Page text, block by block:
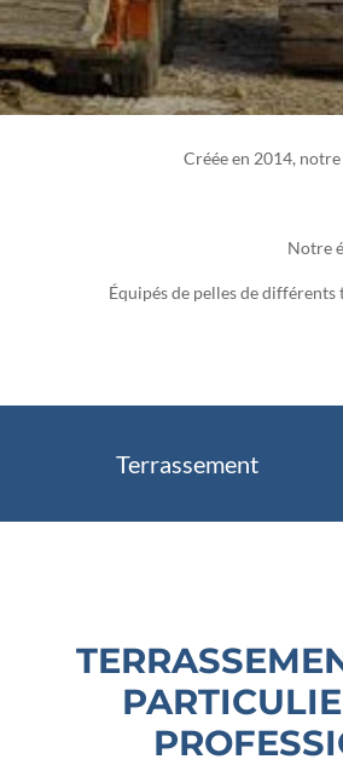
Créée en 2014,
Notre
Équipés de pelles de
Terrassement